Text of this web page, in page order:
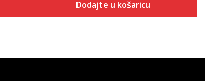
Dodajte u košaricu